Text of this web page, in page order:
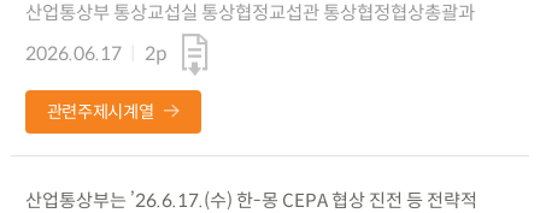
산업통상부 통상교섭실 통상협정교섭관 통상협정협상총괄과
2026.06.17
2p
관련주제시계열
산업통상부는 ’26.6.17.(수) 한-몽 CEPA 협상 진전 등 전략적